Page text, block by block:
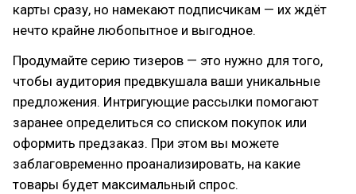
карты сразу, но намекают подписчикам — их ждёт
нечто крайне любопытное и выгодное.
Продумайте серию тизеров — это нужно для того,
чтобы аудитория предвкушала ваши уникальные
предложения. Интригующие рассылки помогают
заранее определиться со списком покупок или
оформить предзаказ. При этом вы можете
заблаговременно проанализировать, на какие
товары будет максимальный спрос.